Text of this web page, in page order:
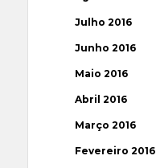
Julho 2016
Junho 2016
Maio 2016
Abril 2016
Março 2016
Fevereiro 2016